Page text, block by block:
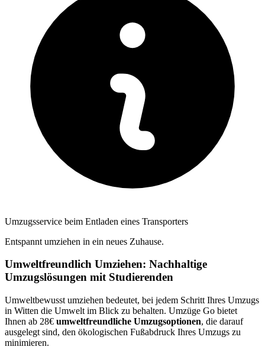
Umzugsservice beim Entladen eines Transporters
Entspannt umziehen in ein neues Zuhause.
Umweltfreundlich Umziehen: Nachhaltige
Umzugslösungen mit Studierenden
Umweltbewusst umziehen bedeutet, bei jedem Schritt Ihres Umzugs
in Witten die Umwelt im Blick zu behalten. Umzüge Go bietet
Ihnen ab 28€ umweltfreundliche Umzugsoptionen, die darauf
ausgelegt sind, den ökologischen Fußabdruck Ihres Umzugs zu
minimieren.